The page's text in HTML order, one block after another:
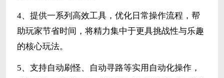
4、提供一系列高效工具，优化日常操作流程，帮
助玩家节省时间，将精力集中于更具挑战性与乐趣
的核心玩法。
5、支持自动刷怪、自动寻路等实用自动化操作，